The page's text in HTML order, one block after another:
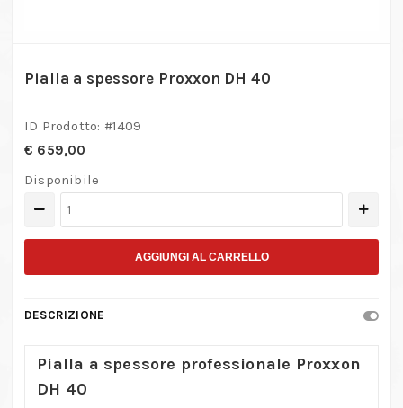
Pialla a spessore Proxxon DH 40
ID Prodotto: #1409
€ 659,00
Disponibile
Proxxon
40
AGGIUNGI AL CARRELLO
DESCRIZIONE
Pialla a spessore professionale Proxxon
DH 40